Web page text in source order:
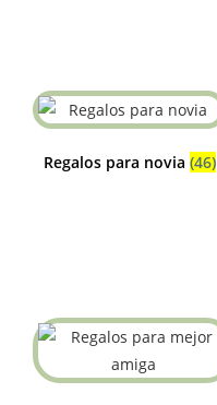
Regalos para novia (46)